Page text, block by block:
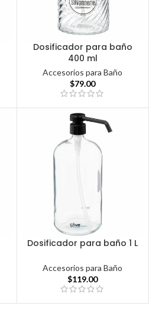
Dosificador para baño
400 ml
Accesorios para Baño
$79.00
Dosificador para baño 1 L
Accesorios para Baño
$119.00